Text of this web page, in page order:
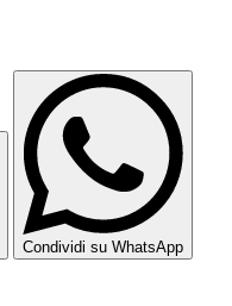
Condividi su WhatsApp